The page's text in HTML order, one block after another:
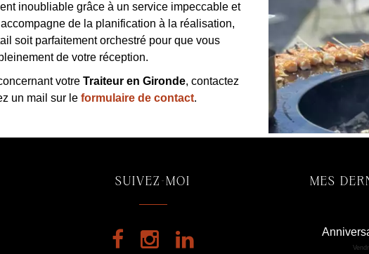
inoubliable grâce à un service impeccable et
de la planification à la réalisation,
soit parfaitement orchestré pour que vous
de votre réception.
votre Traiteur en Gironde, contactez
un mail sur le formulaire de contact.
SUIVEZ-MOI MES